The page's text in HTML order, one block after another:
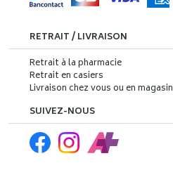
RETRAIT / LIVRAISON
Retrait à la pharmacie
Retrait en casiers
Livraison chez vous ou en magasin
SUIVEZ-NOUS